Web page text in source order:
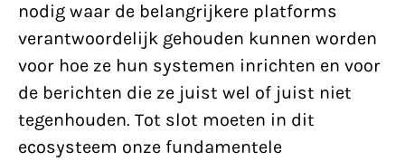
nodig waar de belangrijkere platforms
verantwoordelijk gehouden kunnen worden
voor hoe ze hun systemen inrichten en voor
de berichten die ze juist wel of juist niet
tegenhouden. Tot slot moeten in dit
ecosysteem onze fundamentele